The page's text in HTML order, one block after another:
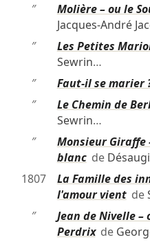
″
Molière – ou le
Jacques-André
″
Les Petites
Sewrin…
″
Faut-il se marier
″
Le Chemin de
Sewrin…
″
Monsieur Giraffe
blancde
1807
La Famille des
l'amour vientde
″
Jean de Nivelle
Perdrixde